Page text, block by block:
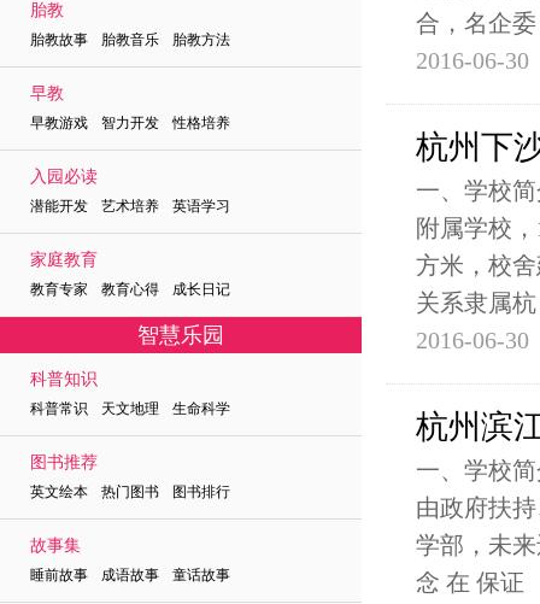
胎教
胎教故事 胎教音乐 胎教方法
早教
早教游戏 智力开发 性格培养
入园必读
潜能开发 艺术培养 英语学习
家庭教育
教育专家 教育心得 成长日记
智慧乐园
科普知识
科普常识 天文地理 生命科学
图书推荐
英文绘本 热门图书 图书排行
故事集
睡前故事 成语故事 童话故事
合，名企委
2016-06-30
杭州下
一、学校
附属学校
方米，校
关系隶属杭
2016-06-30
杭州滨
一、学校
由政府扶
学部，未
念 在 保证